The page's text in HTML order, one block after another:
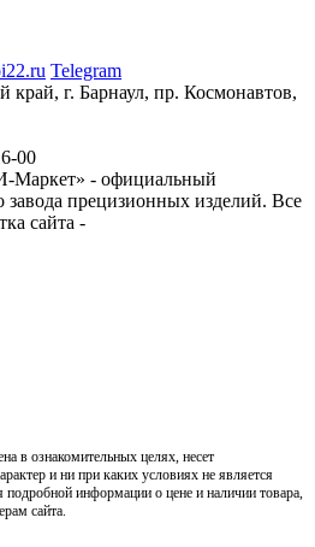
Telegram
край, г. Барнаул, пр. Космонавтов,
00
- официальный
завода прецизионных изделий. Все
сайта -
в ознакомительных целях, несет
и ни при каких условиях не является
информации о цене и наличии товара,
сайта.